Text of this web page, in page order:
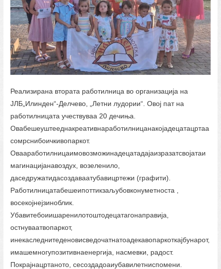
Реализирана втората работилница во организација на
ЈЛБ„Илинден“-Делчево, „Летни лудории“. Овој пат на
работилницата учествуваа 20 дечиња.
Овабешеуштееднакреативнаработилницанакојадецатацртаа
сомрснибоичкивопаркот.
Овааработилницаимовозможинадецатадајаизразатсвојатаи
магинацијанавоздух, возеленило,
даседружатидасоздаваатубавицртежи (графити).
Работилницатабешеипоттикзаљубовконуметноста ,
восекојнејзиноблик.
Убавитебоиишаренилотоштодецатагонаправија,
остнуваатвопаркот,
инекаследнитеденовисведочатнатоадекавопаркоткајбунарот,
имашемногупозитивнаенергија, насмевки, радост.
Покрајнацртаното, сесоздадоаиубавилетниспомени.